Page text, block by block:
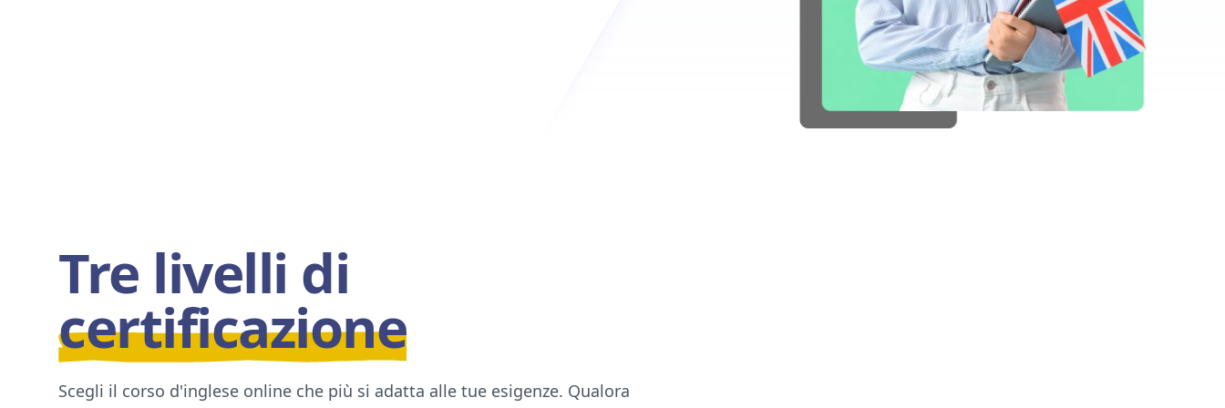
Tre livelli di
certificazione
Scegli il corso d'inglese online che più si adatta alle tue esigenze. Qualora